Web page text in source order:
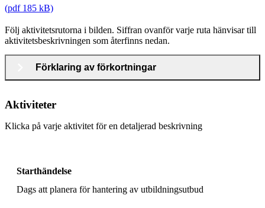
(pdf 185 kB)
Följ aktivitetsrutorna i bilden. Siffran ovanför varje ruta hänvisar till
aktivitetsbeskrivningen som återfinns nedan.
Förklaring av förkortningar
Aktiviteter
Klicka på varje aktivitet för en detaljerad beskrivning
Starthändelse
Dags att planera för hantering av utbildningsutbud